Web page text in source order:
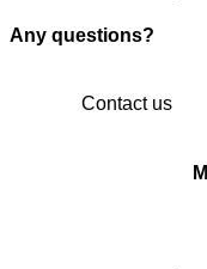
Any questions?
Contact us